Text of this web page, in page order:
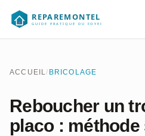
ACCUEIL/ BRICOLAGE
Reboucher un
placo :